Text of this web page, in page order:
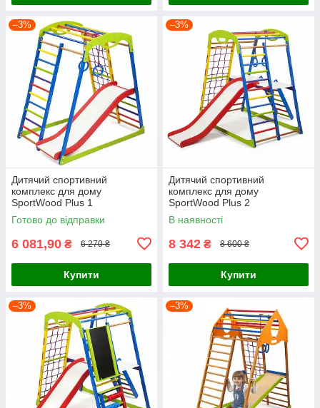
–3%
Дитячий спортивний
комплекс для дому
SportWood Plus 1
Готово до відправки
6 081,90 ₴ 6 270 ₴
Купити
–3%
Дитячий спортивний
комплекс для дому
SportWood Plus 2
В наявності
8 342 ₴ 8 600 ₴
Купити
–3% –3%